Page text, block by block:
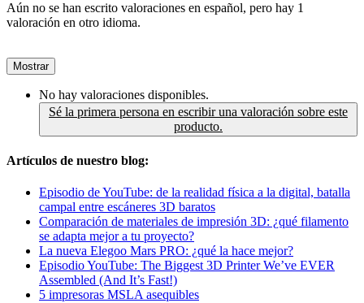
Aún no se han escrito valoraciones en español, pero hay 1
valoración en otro idioma.
Mostrar
No hay valoraciones disponibles.
Sé la primera persona en escribir una valoración sobre este
producto.
Artículos de nuestro blog:
Episodio de YouTube: de la realidad física a la digital, batalla
campal entre escáneres 3D baratos
Comparación de materiales de impresión 3D: ¿qué filamento
se adapta mejor a tu proyecto?
La nueva Elegoo Mars PRO: ¿qué la hace mejor?
Episodio YouTube: The Biggest 3D Printer We’ve EVER
Assembled (And It’s Fast!)
5 impresoras MSLA asequibles